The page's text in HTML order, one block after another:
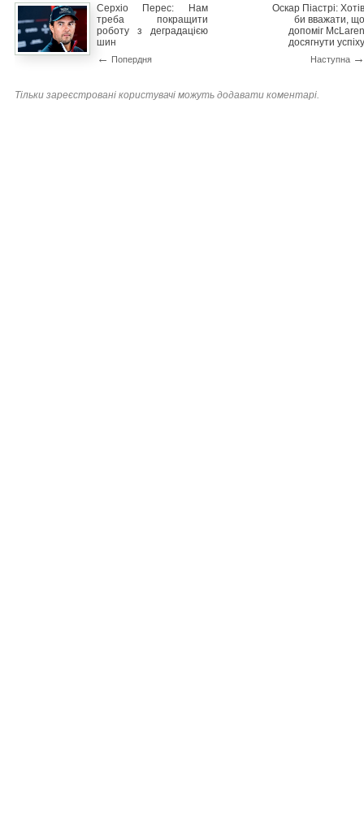
Серхіо Перес: Нам
треба покращити
роботу з деградацією
шин
← Попердня
Оскар Піастрі: Хотів
би вважати, що
допоміг McLaren
досягнути успіху
Наступна →
Тільки зареєстровані користувачі можуть додавати коментарі.